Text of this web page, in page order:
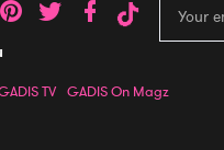
TV GADIS On Magz